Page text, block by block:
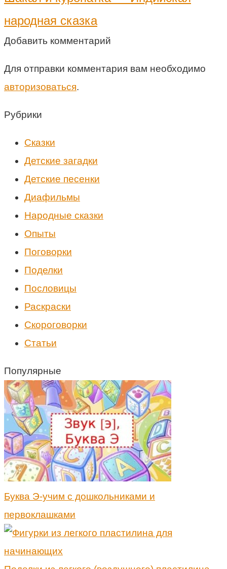
народная сказка
Добавить комментарий
Для отправки комментария вам необходимо
авторизоваться.
Рубрики
Cказки
Детские загадки
Детские песенки
Диафильмы
Народные сказки
Опыты
Поговорки
Поделки
Пословицы
Раскраски
Скороговорки
Статьи
Популярные
Буква Э-учим с дошкольниками и
первоклашками